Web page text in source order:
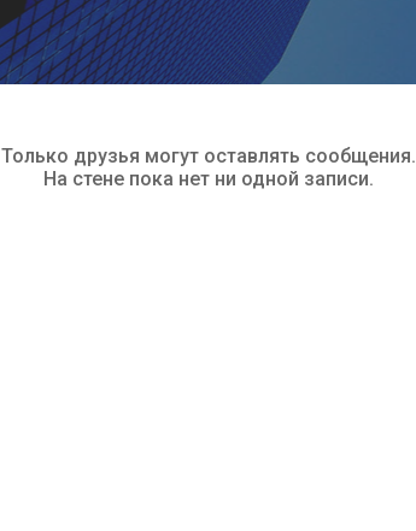
Только друзья могут оставлять сообщения.
На стене пока нет ни одной записи.